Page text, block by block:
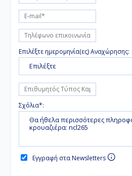
Επιλέξτε ημερομηνία(ες) Αναχώρησης:
Επιλέξτε
Σχόλια*:
Εγγραφή στα Newsletters